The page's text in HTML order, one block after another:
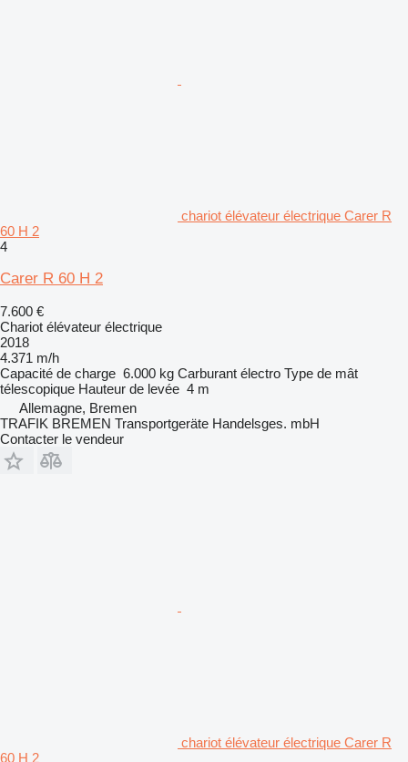
chariot élévateur électrique Carer R
60 H 2
4
Carer R 60 H 2
7.600 €
Chariot élévateur électrique
2018
4.371 m/h
Capacité de charge 6.000 kg Carburant électro Type de mât
télescopique Hauteur de levée 4 m
Allemagne, Bremen
TRAFIK BREMEN Transportgeräte Handelsges. mbH
Contacter le vendeur
chariot élévateur électrique Carer R
60 H 2